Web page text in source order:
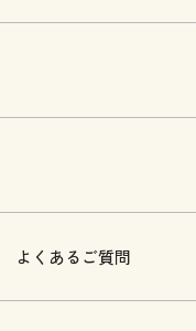
よくあるご質問